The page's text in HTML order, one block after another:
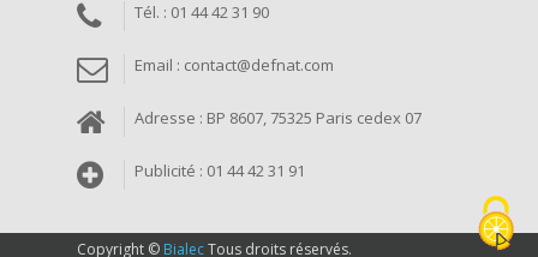
Tél. : 01 44 42 31 90
Email : contact@defnat.com
Adresse : BP 8607, 75325 Paris cedex 07
Publicité : 01 44 42 31 91
Copyright © BialecTous droits réservés.